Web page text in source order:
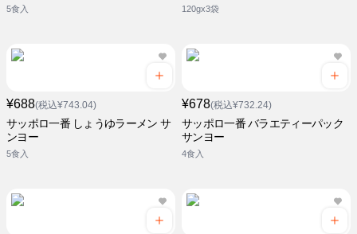
5食入 120gx3袋
¥688(税込¥743.04)
サッポロ一番 しょうゆラーメン サ
ンヨー
5食入
¥678(税込¥732.24)
サッポロ一番 バラエティーパック
サンヨー
4食入